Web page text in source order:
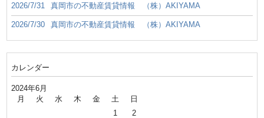
2026/7/31 真岡市の不動産賃貸情報 （株）AKIYAMA
2026/7/30 真岡市の不動産賃貸情報 （株）AKIYAMA
カレンダー
2024年6月
月 火 水 木 金 土 日
1 2